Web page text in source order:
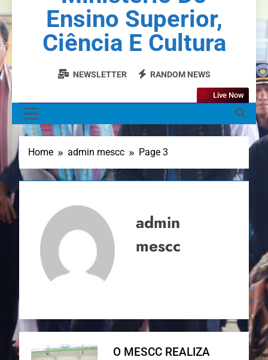
Ensino Superior,
Ciência E Cultura
NEWSLETTER RANDOM NEWS
Live Now
Home admin mescc Page 3
admin
mescc
O MESCC REALIZA